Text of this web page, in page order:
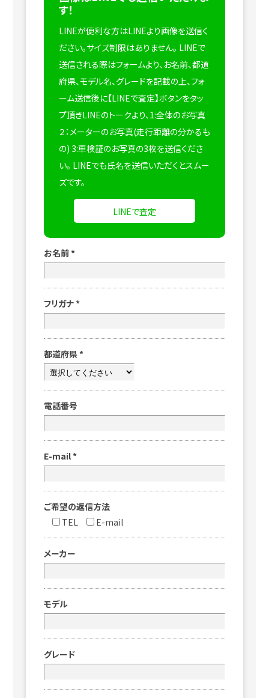
す！
LINEが便利な方はLINEより画像を送信く
ださい。サイズ制限はありません。 LINEで
送信される際はフォームより、お名前、都道
府県、モデル名、グレードを記載の上、フォ
ーム送信後に【LINEで査定】ボタンをタッ
プ頂きLINEのトークより、1:全体のお写真
２：メーターのお写真(走行距離の分かるも
の) 3:車検証のお写真の3枚を送信くださ
い。 LINEでも氏名を送信いただくとスムー
ズです。
LINEで査定
お名前 *
フリガナ *
都道府県 *
電話番号
E-mail *
ご希望の返信方法
TEL
E-mail
メーカー
モデル
グレード